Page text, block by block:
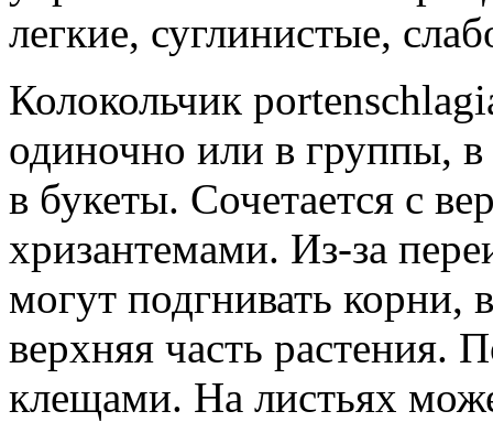
легкие, суглинистые,
Колокольчик
одиночно или в группы, в
в букеты. Сочетается с
хризантемами. Из-за
могут подгнивать корни,
верхняя часть растения.
клещами. На листьях